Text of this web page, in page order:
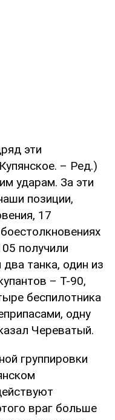
эти
– Ред.)
ударам. За эти
позиции,
17
получили
танка, один из
– Т-90,
беспилотника
одну
Череватый.
группировки
враг больше